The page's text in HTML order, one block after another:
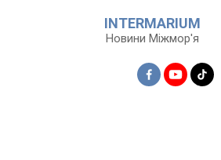
INTERMARIUM
Новини Міжмор'я